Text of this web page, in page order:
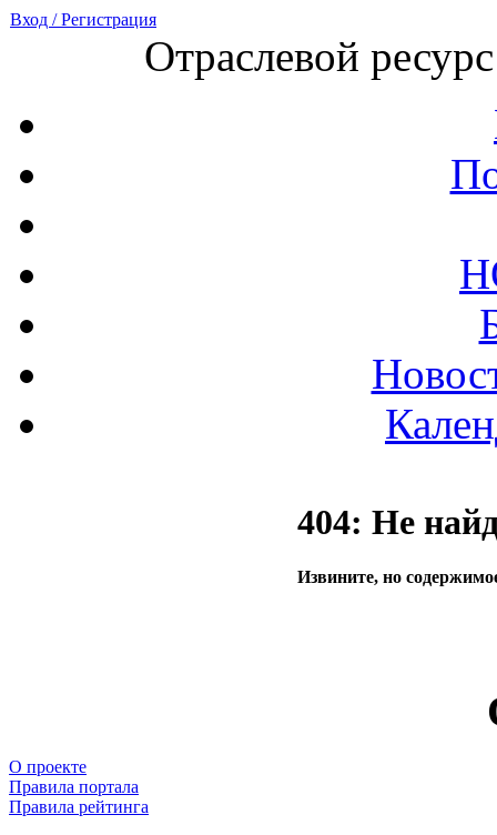
Вход / Регистрация
Отраслевой
404: Не
Извините, но
О проекте
Правила портала
Правила рейтинга